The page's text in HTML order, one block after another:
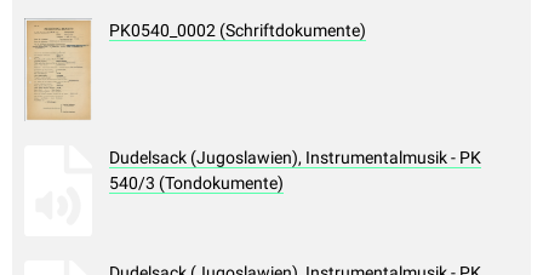
PK0540_0002 (Schriftdokumente)
Dudelsack (Jugoslawien), Instrumentalmusik - PK
540/3 (Tondokumente)